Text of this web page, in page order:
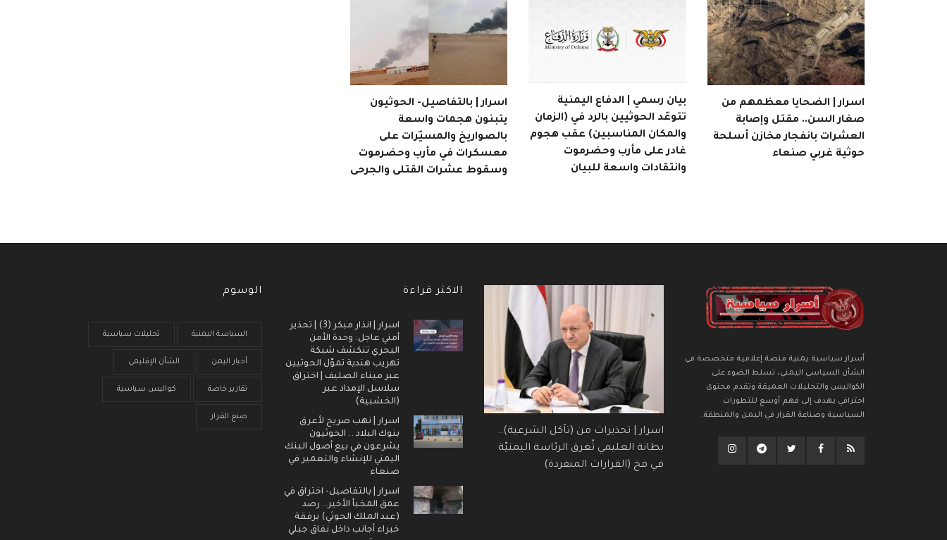
اسرار | الضحايا معظمهم من
صغار السن.. مقتل وإصابة
العشرات بانفجار مخازن أسلحة
حوثية غربي صنعاء
بيان رسمي | الدفاع اليمنية
تتوعّد الحوثيين بالرد في (الزمان
والمكان المناسبين) عقب هجوم
غادر على مأرب وحضرموت
وانتقادات واسعة للبيان
اسرار | بالتفاصيل- الحوثيون
يتبنون هجمات واسعة
بالصواريخ والمسيّرات على
معسكرات في مأرب وحضرموت
وسقوط عشرات القتلى والجرحى
أسرار سياسية يمنية منصة إعلامية متخصصة في
الشأن السياسي اليمني، تسلط الضوء على
الكواليس والتحليلات العميقة وتقدم محتوى
احترافي يهدف إلى فهم أوسع للتطورات
السياسية وصناعة القرار في اليمن والمنطقة.
اسرار | تحذيرات من (تآكل الشرعية)..
بطانة العليمي تُغرق الرئاسة اليمنيّة
في فخ (القرارات المنفردة)
الاكثر قراءة
اسرار | انذار مبكر (3) | تحذير
أمني عاجل: وحدة الأمن
البحري تنكشف شبكة
تهريب هندية تموّل الحوثيين
عبر ميناء الصليف | اختراق
سلاسل الإمداد عبر
(الخشبية)
اسرار | نهب صريح لأعرق
بنوك البلاد .. الحوثيون
يشرعون في بيع أصول البنك
اليمني للإنشاء والتعمير في
صنعاء
اسرار | بالتفاصيل- اختراق في
عمق المخبأ الأخير.. رصد
(عبد الملك الحوثي) برفقة
خبراء أجانب داخل نفاق جبلي
الوسوم
السياسة اليمنية تحليلات سياسية
أخبار اليمن الشأن الإقليمي
تقارير خاصة كواليس سياسية
صنع القرار